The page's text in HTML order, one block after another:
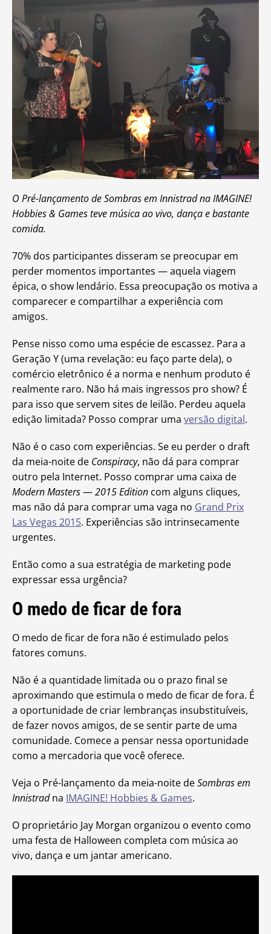
O Pré-lançamento de Sombras em Innistrad na IMAGINE!
Hobbies & Games teve música ao vivo, dança e bastante
comida.
70% dos participantes disseram se preocupar em
perder momentos importantes — aquela viagem
épica, o show lendário. Essa preocupação os motiva a
comparecer e compartilhar a experiência com
amigos.
Pense nisso como uma espécie de escassez. Para a
Geração Y (uma revelação: eu faço parte dela), o
comércio eletrônico é a norma e nenhum produto é
realmente raro. Não há mais ingressos pro show? É
para isso que servem sites de leilão. Perdeu aquela
edição limitada? Posso comprar uma versão digital.
Não é o caso com experiências. Se eu perder o draft
da meia-noite de Conspiracy, não dá para comprar
outro pela Internet. Posso comprar uma caixa de
Modern Masters—2015 Edition com alguns cliques,
mas não dá para comprar uma vaga no Grand Prix
Las Vegas 2015. Experiências são intrinsecamente
urgentes.
Então como a sua estratégia de marketing pode
expressar essa urgência?
O medo de ficar de fora
O medo de ficar de fora não é estimulado pelos
fatores comuns.
Não é a quantidade limitada ou o prazo final se
aproximando que estimula o medo de ficar de fora. É
a oportunidade de criar lembranças insubstituíveis,
de fazer novos amigos, de se sentir parte de uma
comunidade. Comece a pensar nessa oportunidade
como a mercadoria que você oferece.
Veja o Pré-lançamento da meia-noite deSombras em
Innistradna IMAGINE! Hobbies & Games.
O proprietário Jay Morgan organizou o evento como
uma festa de Halloween completa com música ao
vivo, dança e um jantar americano.